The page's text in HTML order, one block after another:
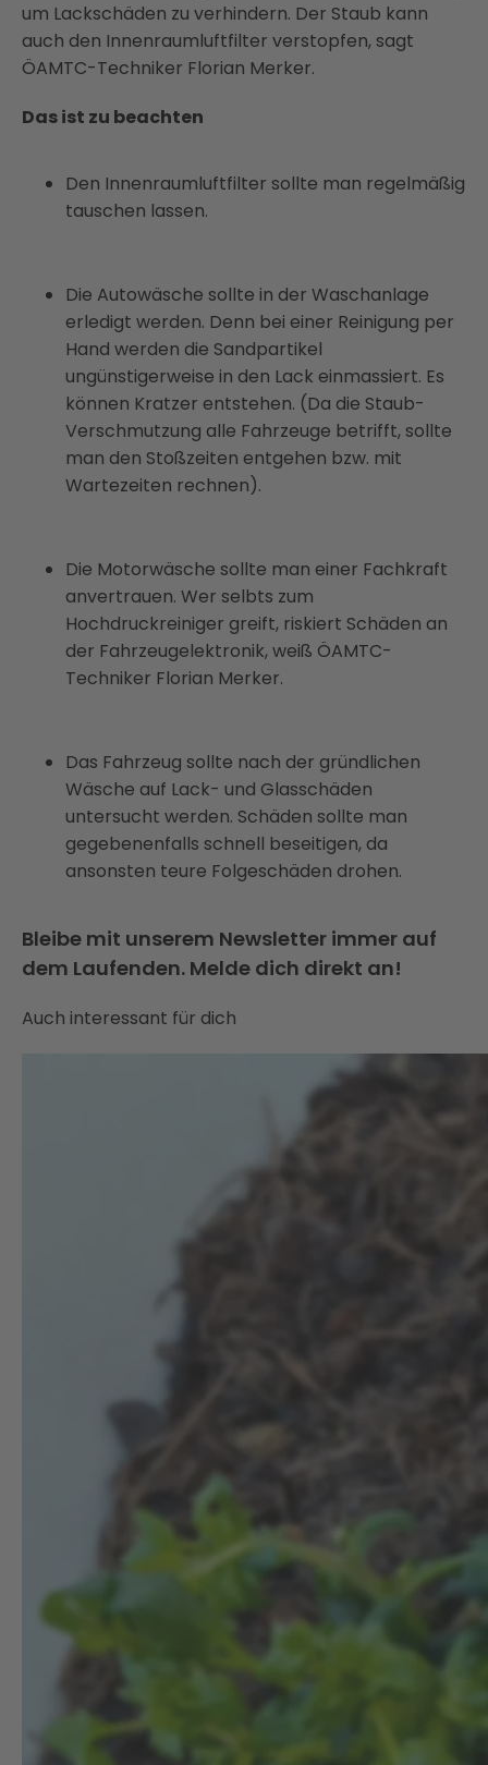
um Lackschäden zu verhindern. Der Staub kann
auch den Innenraumluftfilter verstopfen, sagt
ÖAMTC-Techniker Florian Merker.
Das ist zu beachten
Den Innenraumluftfilter sollte man regelmäßig
tauschen lassen.
Die Autowäsche sollte in der Waschanlage
erledigt werden. Denn bei einer Reinigung per
Hand werden die Sandpartikel
ungünstigerweise in den Lack einmassiert. Es
können Kratzer entstehen. (Da die Staub-
Verschmutzung alle Fahrzeuge betrifft, sollte
man den Stoßzeiten entgehen bzw. mit
Wartezeiten rechnen).
Die Motorwäsche sollte man einer Fachkraft
anvertrauen. Wer selbts zum
Hochdruckreiniger greift, riskiert Schäden an
der Fahrzeugelektronik, weiß ÖAMTC-
Techniker Florian Merker.
Das Fahrzeug sollte nach der gründlichen
Wäsche auf Lack- und Glasschäden
untersucht werden. Schäden sollte man
gegebenenfalls schnell beseitigen, da
ansonsten teure Folgeschäden drohen.
Bleibe mit unserem Newsletter immer auf
dem Laufenden. Melde dich direkt an!
Auch interessant für dich